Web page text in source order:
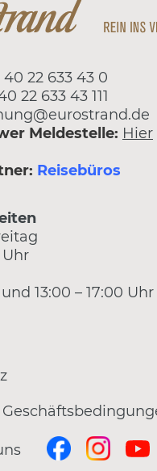
40 22 633 43 0
22 633 43 111
Meldestelle: Hier
Reisebüros
Uhr
13:00 – 17:00 Uhr